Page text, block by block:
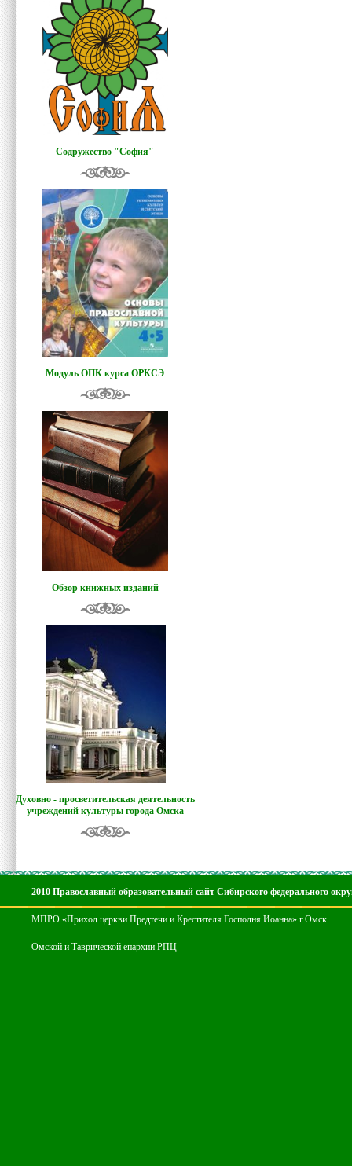
Содружество "София"
Модуль ОПК курса ОРКСЭ
Обзор книжных изданий
Духовно - просветительская деятельность
учреждений культуры города Омска
2010 Православный образовательный сайт Сибирского федерального
МПРО «Приход церкви Предтечи и Крестителя Господня Иоанна» г.Омск
Омской и Таврической епархии РПЦ